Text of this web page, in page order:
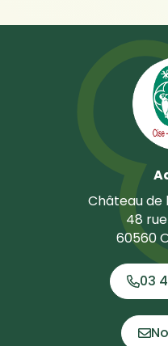
Château de
48
60560
03